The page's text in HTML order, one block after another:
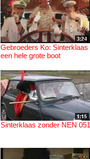
Gebroeders Ko: Sinterklaas
een hele grote boot
Sinterklaas zonder NEN